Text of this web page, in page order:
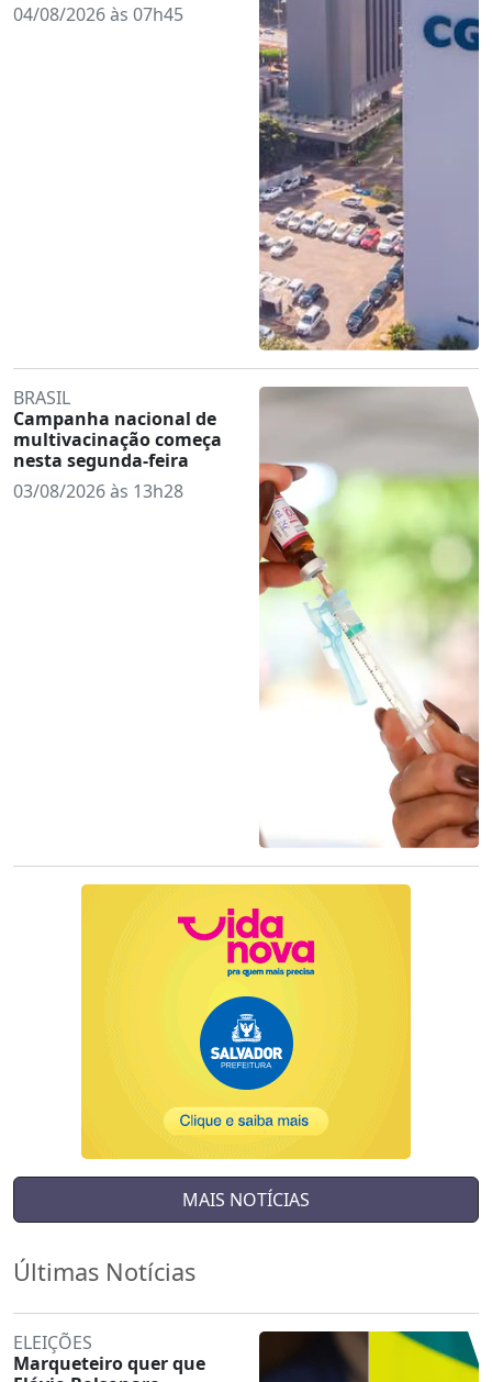
04/08/2026 às 07h45
BRASIL
Campanha nacional de
multivacinação começa
nesta segunda-feira
03/08/2026 às 13h28
MAIS NOTÍCIAS
Últimas Notícias
ELEIÇÕES
Marqueteiro quer que